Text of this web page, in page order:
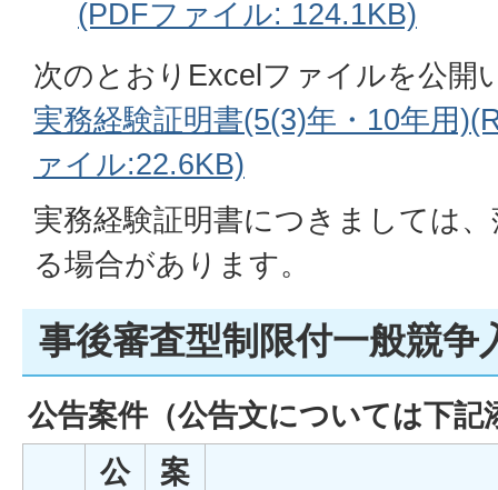
(PDFファイル: 124.1KB)
次のとおりExcelファイルを公開
実務経験証明書(5(3)年・10年用
ァイル:22.6KB)
実務経験証明書につきましては
る場合があります。
事後審査型制限付一般競争
公告案件（公告文については下記
公
案